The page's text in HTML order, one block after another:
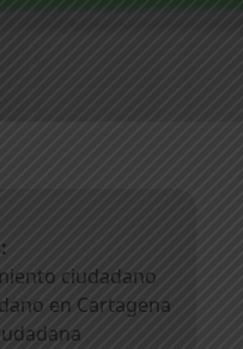
ciudadano
en Cartagena